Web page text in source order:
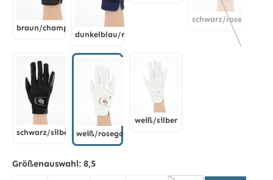
braun/champagner
dunkelblau/rosegold
dunkelblau/rosegold
schwarz/rosegold
schwarz/
(Diese Option
schwarz/silber weiß/rosegold
weiß/silber
Größenauswahl: 8,5